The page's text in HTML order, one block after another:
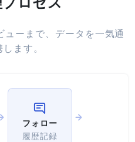
ーまで、データを一気通
ます。
フォロー
履歴記録